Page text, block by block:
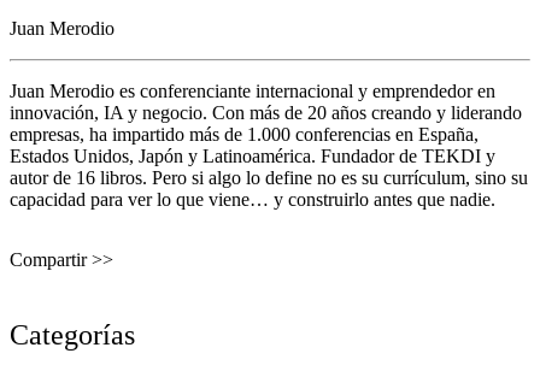
Juan Merodio
Juan Merodio es conferenciante internacional y emprendedor en
innovación, IA y negocio. Con más de 20 años creando y liderando
empresas, ha impartido más de 1.000 conferencias en España,
Estados Unidos, Japón y Latinoamérica. Fundador de TEKDI y
autor de 16 libros. Pero si algo lo define no es su currículum, sino su
capacidad para ver lo que viene… y construirlo antes que nadie.
Compartir >>
Categorías